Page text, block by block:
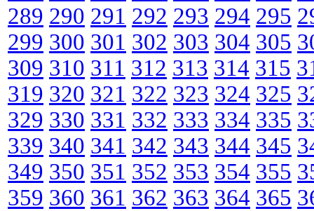
289 290 291 292 293 294 295
299 300 301 302 303 304 305
309 310 311 312 313 314 315
319 320 321 322 323 324 325
329 330 331 332 333 334 335
339 340 341 342 343 344 345
349 350 351 352 353 354 355
359 360 361 362 363 364 365